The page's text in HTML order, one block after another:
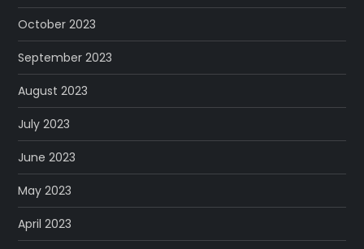
October 2023
September 2023
August 2023
July 2023
June 2023
May 2023
April 2023